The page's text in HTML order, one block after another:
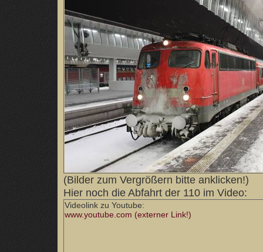
(Bilder zum Vergrößern bitte anklicken!)
Hier noch die Abfahrt der 110 im Video:
Videolink zu Youtube:
www.youtube.com (externer Link!)